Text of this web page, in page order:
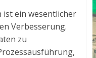
ist ein wesentlicher
Verbesserung.
zu